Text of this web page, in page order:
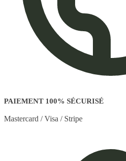
PAIEMENT 100% SÉCURISÉ
Mastercard / Visa / Stripe